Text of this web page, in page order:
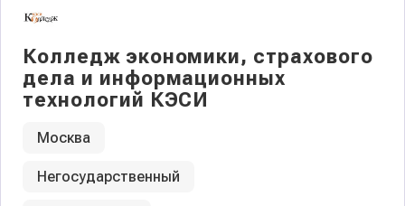
Колледж экономики, страхового
дела и информационных
технологий КЭСИ
Москва
Негосударственный